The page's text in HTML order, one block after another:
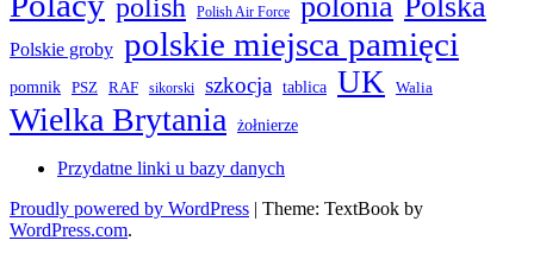
polish Polish Air Force
Polskie groby polskie miejsca pamięci
pomnik PSZ RAF sikorski szkocja tablica UK Walia
Wielka Brytania żołnierze
Przydatne linki u bazy danych
Proudly powered by WordPress | Theme: TextBook by
WordPress.com.